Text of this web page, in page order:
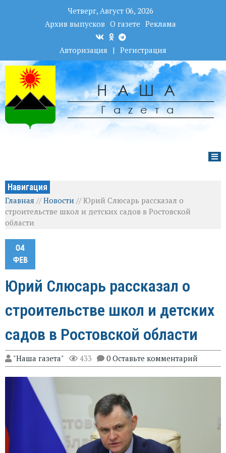
Четверг, Август 06, 2026
Архив выпусков О газете Реклама
Авторизация | Регистрация
НАША
Гаzета
Навигация
Главная //Новости //Юрий Слюсарь рассказал о
строительстве школ и детских садов в Ростовской
области
04
ФЕВ
Юрий Слюсарь рассказал о
строительстве школ и детских
садов в Ростовской области
"Наша газета" 433 0 Оставьте комментарий